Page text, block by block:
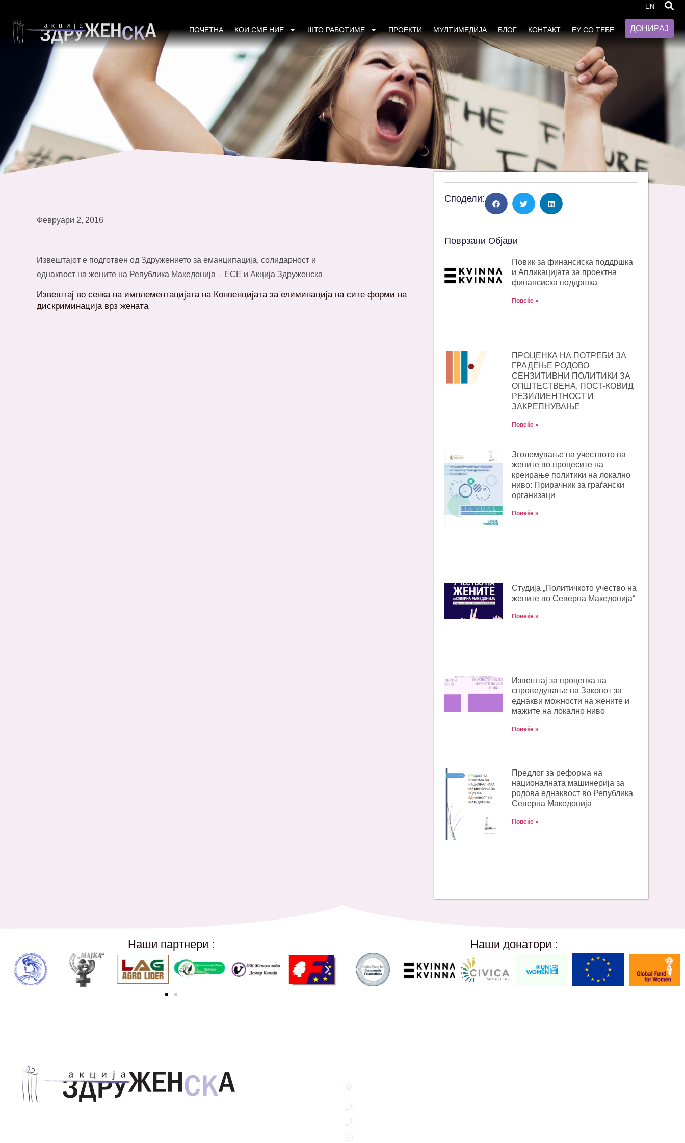
EN
ПОЧЕТНА КОИ СМЕ НИЕ ШТО РАБОТИМЕ ПРОЕКТИ МУЛТИМЕДИЈА БЛОГ КОНТАКТ ЕУ СО ТЕБЕ ДОНИРАЈ
врз жената
Февруари 2, 2016
Извештајот е подготвен од Здружението за еманципација, солидарност и
еднаквост на жените на Република Македонија – ЕСЕ и Акција Здруженска
Извештај во сенка на имплементацијата на Конвенцијата за елиминација на сите форми на
дискриминација врз жената
Сподели:
Поврзани Објави
Повик за финансиска поддршка
и Апликацијата за проектна
финансиска поддршка
Повеќе »
ПРОЦЕНКА НА ПОТРЕБИ ЗА
ГРАДЕЊЕ РОДОВО
СЕНЗИТИВНИ ПОЛИТИКИ ЗА
ОПШТЕСТВЕНА, ПОСТ-КОВИД
РЕЗИЛИЕНТНОСТ И
ЗАКРЕПНУВАЊЕ
Повеќе »
Зголемување на учеството на
жените во процесите на
креирање политики на локално
ниво: Прирачник за граѓански
организаци
Повеќе »
Студија „Политичкото учество на
жените во Северна Македонија“
Повеќе »
Извештај за проценка на
спроведување на Законот за
еднакви можности на жените и
мажите на локално ниво
Повеќе »
Предлог за реформа на
националната машинерија за
родова еднаквост во Република
Северна Македонија
Повеќе »
Наши партнери : Наши донатори :